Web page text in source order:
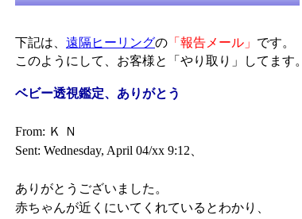
下記は、 遠隔ヒーリングの 「報告メール」 です。
このようにして、お客様と「やり取り」してます。
ベビー透視鑑定、ありがとう
From: Ｋ Ｎ
Sent: Wednesday, April 04/xx 9:12、
ありがとうございました。
赤ちゃんが近くにいてくれているとわかり、